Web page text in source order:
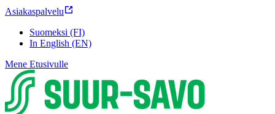
Asiakaspalvelu
Suomeksi (FI)
In English (EN)
Mene Etusivulle